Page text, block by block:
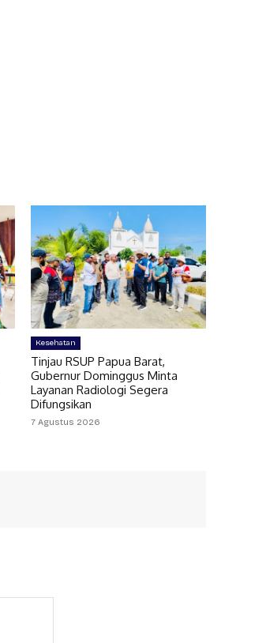
Kesehatan
Tinjau RSUP Papua Barat,
Gubernur Dominggus Minta
Layanan Radiologi Segera
Difungsikan
7 Agustus 2026